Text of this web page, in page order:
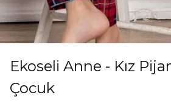
Ekoseli Anne - Kız
Çocuk